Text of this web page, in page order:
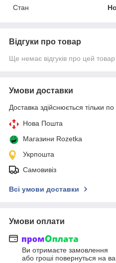
Стан
Відгуки про товар
Ще немає відгуків про цей товар
Умови доставки
Доставка здійснюється тільки
Нова Пошта
Магазини Rozetka
Укрпошта
Самовивіз
Всі умови доставки
Умови оплати
Ви отримаєте замовлення
або гроші повернуться на